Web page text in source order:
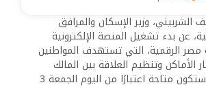
وزير الإسكان والمرافق
عن بدء تشغيل المنصة الإلكترونية
الرقمية، التي تستهدف المواطنين
الأماكن وتنظيم العلاقة بين المالك
والمستأجر. المنصة ستكون متاحة اعتبارًا من اليوم الجمعة 3